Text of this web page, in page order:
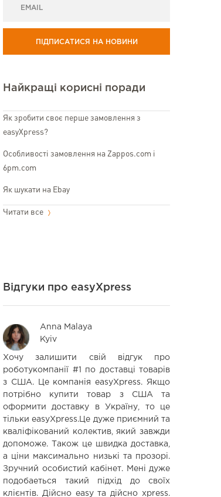
ПІДПИСАТИСЯ НА НОВИНИ
Найкращі корисні поради
Як зробити своє перше замовлення з
easyXpress?
Особливості замовлення на Zappos.com і
6pm.com
Як шукати на Ebay
Читати все
Відгуки про easyXpress
Anna Malaya
Kyiv
Хочу залишити свій відгук про
роботукомпанії #1 по доставці товарів
з США. Це компанія easyXpress. Якщо
потрібно купити товар з США та
оформити доставку в Україну, то це
тільки easyXpress.Це дуже приємний та
кваліфікований колектив, який завжди
допоможе. Також це швидка доставка,
а ціни максимально низькі та прозорі.
Зручний особистий кабінет. Мені дуже
подобаеться такий підхід до своїх
клієнтів. Дійсно еаsy та дійсно xpress.